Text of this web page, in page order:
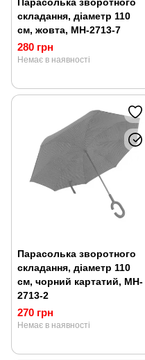
складання, діаметр 110
см, жовта, MH-2713-7
280 грн
Немає в наявності
Парасолька зворотного
складання, діаметр 110
см, чорний картатий, MH-
2713-2
270 грн
Немає в наявності